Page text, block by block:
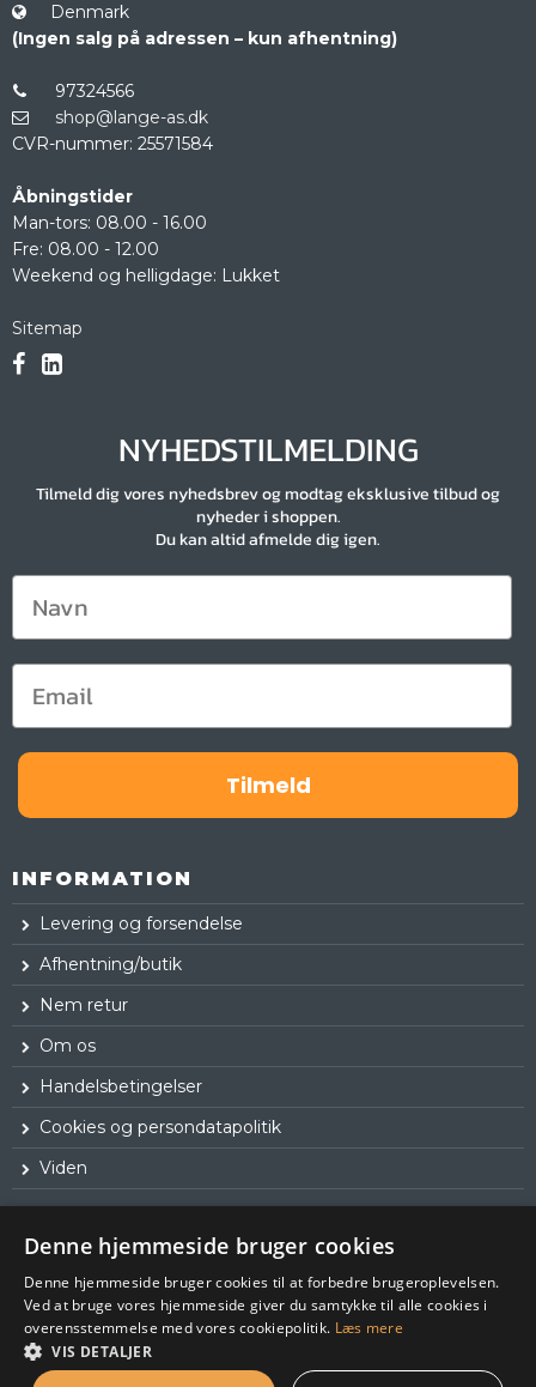
Denmark
(Ingen salg på adressen – kun afhentning)
97324566
shop@lange-as.dk
CVR-nummer: 25571584
Åbningstider
Man-tors: 08.00 - 16.00
Fre: 08.00 - 12.00
Weekend og helligdage: Lukket
Sitemap
NYHEDSTILMELDING
Tilmeld dig vores nyhedsbrev og modtag eksklusive tilbud og
nyheder i shoppen.
Du kan altid afmelde dig igen.
Tilmeld
INFORMATION
Levering og forsendelse
Afhentning/butik
Nem retur
Om os
Handelsbetingelser
Cookies og persondatapolitik
Viden
Denne hjemmeside bruger cookies
Denne hjemmeside bruger cookies til at forbedre brugeroplevelsen.
Ved at bruge vores hjemmeside giver du samtykke til alle cookies i
overensstemmelse med vores cookiepolitik. Læs mere
VIS DETALJER